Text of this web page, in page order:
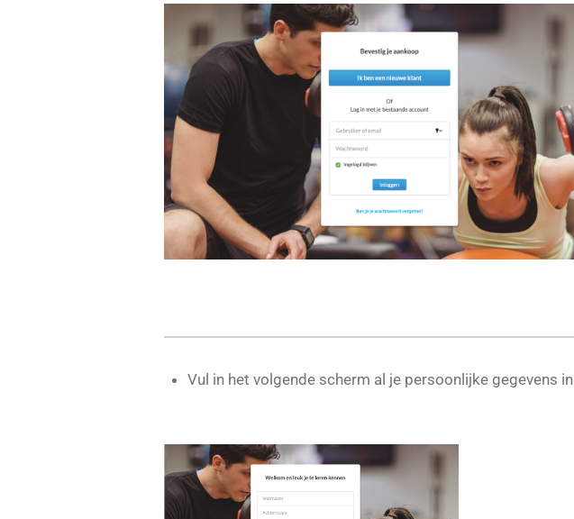
Vul in het volgende scherm al je persoonlijke gegevens in